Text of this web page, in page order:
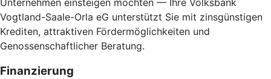
Unternehmen einsteigen möchten — Ihre Volksbank
Vogtland-Saale-Orla eG unterstützt Sie mit zinsgünstigen
Krediten, attraktiven Fördermöglichkeiten und
Genossenschaftlicher Beratung.
Finanzierung